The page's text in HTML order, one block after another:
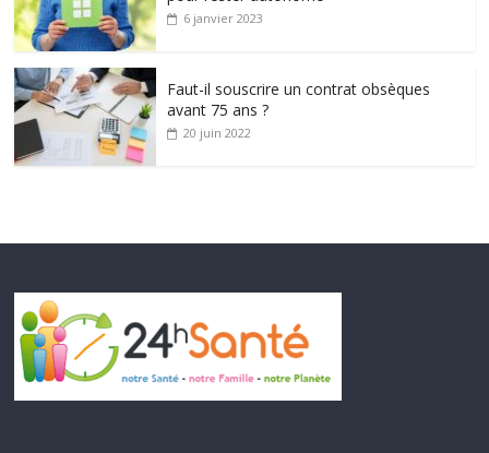
6 janvier 2023
Faut-il souscrire un contrat obsèques
avant 75 ans ?
20 juin 2022